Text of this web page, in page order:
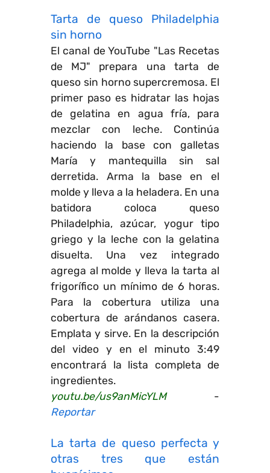
Tarta de queso Philadelphia
sin horno
El canal de YouTube "Las Recetas
de MJ" prepara una tarta de
queso sin horno supercremosa. El
primer paso es hidratar las hojas
de gelatina en agua fría, para
mezclar con leche. Continúa
haciendo la base con galletas
María y mantequilla sin sal
derretida. Arma la base en el
molde y lleva a la heladera. En una
batidora coloca queso
Philadelphia, azúcar, yogur tipo
griego y la leche con la gelatina
disuelta. Una vez integrado
agrega al molde y lleva la tarta al
frigorífico un mínimo de 6 horas.
Para la cobertura utiliza una
cobertura de arándanos casera.
Emplata y sirve. En la descripción
del video y en el minuto 3:49
encontrará la lista completa de
ingredientes.
youtu.be/us9anMicYLM-
Reportar
La tarta de queso perfecta y
otras tres que están